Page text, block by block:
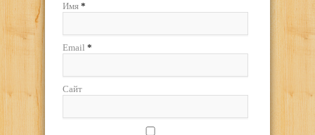
Имя *
Email *
Сайт